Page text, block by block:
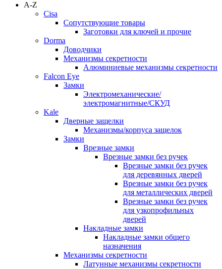
A-Z
Cisa
Сопутствующие товары
Заготовки для ключей и прочие
Dorma
Доводчики
Механизмы секретности
Алюминиевые механизмы секретности
Falcon Eye
Замки
Электромеханические/
электромагнитные/СКУД
Kale
Дверные защелки
Механизмы/корпуса защелок
Замки
Врезные замки
Врезные замки без ручек
Врезные замки без ручек
для деревянных дверей
Врезные замки без ручек
для металлических дверей
Врезные замки без ручек
для узкопрофильных
дверей
Накладные замки
Накладные замки общего
назначения
Механизмы секретности
Латунные механизмы секретности